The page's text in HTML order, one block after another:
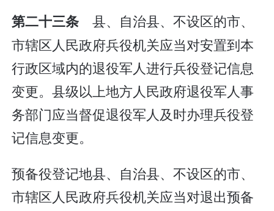
第二十三条 县、自治县、不设区的市、
市辖区人民政府兵役机关应当对安置到本
行政区域内的退役军人进行兵役登记信息
变更。县级以上地方人民政府退役军人事
务部门应当督促退役军人及时办理兵役登
记信息变更。
预备役登记地县、自治县、不设区的市、
市辖区人民政府兵役机关应当对退出预备